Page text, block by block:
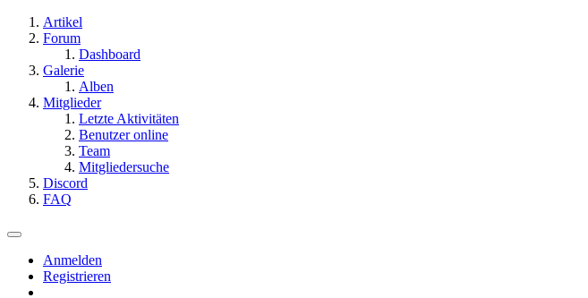
Artikel
Forum
Dashboard
Galerie
Alben
Mitglieder
Letzte Aktivitäten
Benutzer online
Team
Mitgliedersuche
Discord
FAQ
Anmelden
Registrieren